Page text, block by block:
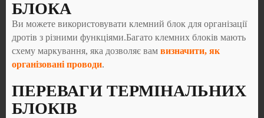
БЛОКА
Ви можете використовувати клемний блок для організації
дротів з різними функціями.Багато клемних блоків мають
схему маркування, яка дозволяє вам визначити, як
організовані проводи.
ПЕРЕВАГИ ТЕРМІНАЛЬНИХ
БЛОКІВ